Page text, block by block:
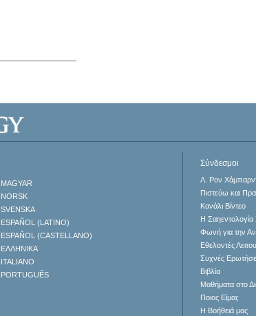
MAGYAR
NORSK
SVENSKA
ESPAÑOL (LATINO)
ESPAÑOL (CASTELLANO)
ΕΛΛΗΝΙΚA
ITALIANO
PORTUGUÊS
Σύνδεσμοι
Λ. Ρον
Πιστεύω και
Κανάλι Βίντεο
Η Σαηεντολογία
Φωνή για την
Εθελοντές
Συχνές
Βιβλία
Μαθήματα στο
Ποιος Είμαι;
Η Βοήθειά μας